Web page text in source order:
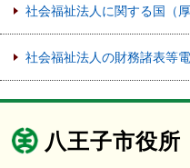
社会福祉法人に関する国（
社会福祉法人の財務諸表等
八王子市役所